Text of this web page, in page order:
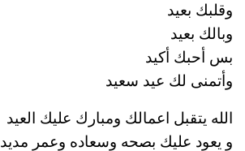
وقلبك بعيد
وبالك بعيد
بس أحبك أكيد
وأتمنى لك عيد سعيد
الله يتقبل اعمالك ومبارك عليك العيد
و يعود عليك بصحه وسعاده وعمر مديد